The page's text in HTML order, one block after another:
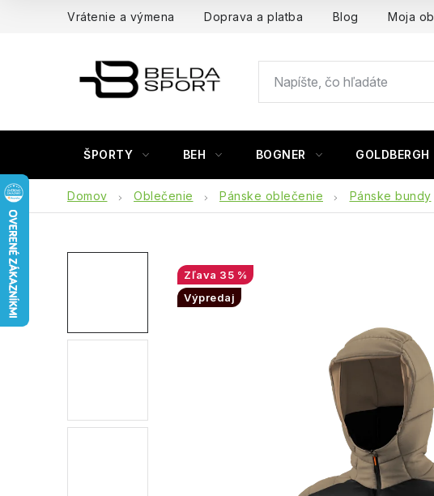
Vrátenie a výmena Doprava a platba Blog Moja
ŠPORTY BEH BOGNER GOLDBERGH
Domov Oblečenie Pánske oblečenie Pánske bundy
35 %
Výpredaj